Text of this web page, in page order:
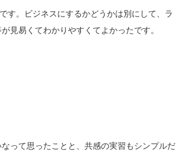
す。ビジネスにするかどうかは別にして、ラ
見易くてわかりやすくてよかったです。
って思ったことと、共感の実習もシンプルだ